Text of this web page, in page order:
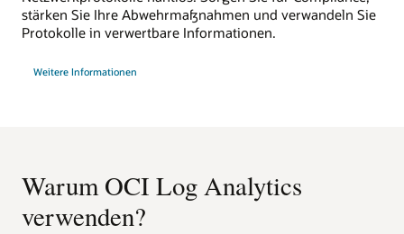
stärken Sie Ihre Abwehrmaßnahmen und verwandeln Sie
Protokolle in verwertbare Informationen.
Weitere Informationen
Sicherheits-
Warum OCI Log Analytics
verwenden?